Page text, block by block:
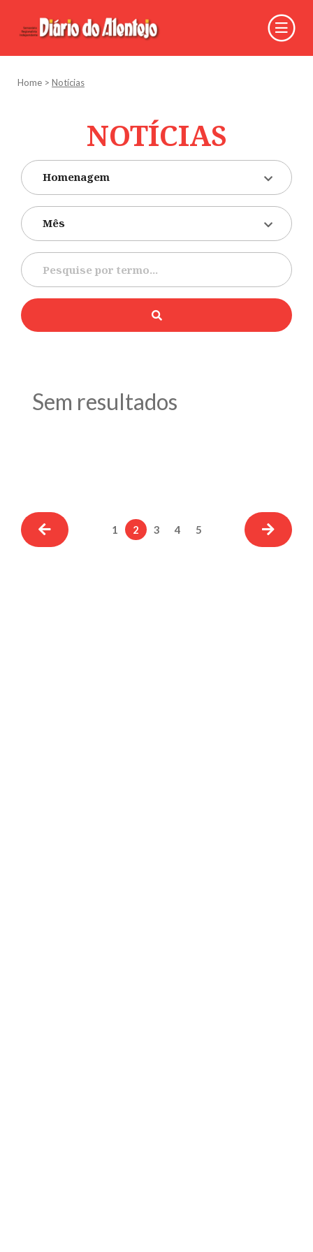
Home > Notícias
NOTÍCIAS
Homenagem
Mês
Sem resultados
1 2 3 4 5